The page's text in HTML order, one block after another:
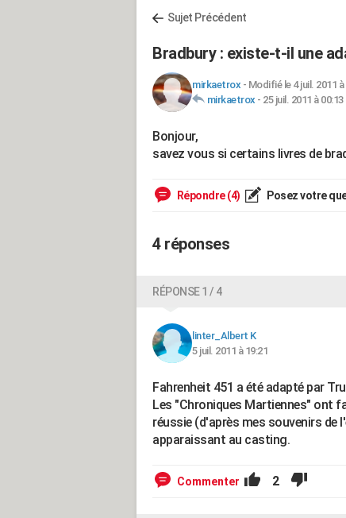
Sujet Précédent
Bradbury : existe-t-il une
mirkaetrox - Modifié le 4 juil. 2011 à
mirkaetrox - 25 juil. 2011 à 00:13
Bonjour,
savez vous si certains livres de
Répondre (4) Posez votre
4 réponses
RÉPONSE 1 / 4
linter_Albert K
5 juil. 2011 à 19:21
Fahrenheit 451 a été adapté par
Les "Chroniques Martiennes" ont
réussie (d'après mes souvenirs de
apparaissant au casting.
Commenter 2